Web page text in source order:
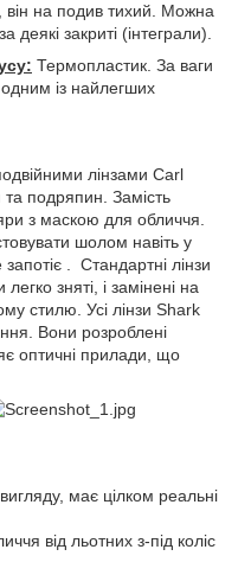
на подив тихий. Можна
деякі закриті (інтеграли).
Термопластик. За ваги
із найлегших
лінзами Carl
та подряпин. Замість
з маскою для обличчя.
шолом навіть у
. Стандартні лінзи
зняті, і замінені на
стилю. Усі лінзи Shark
Вони розроблені
оптичні прилади, що
має цілком реальні
від льотних з-під коліс